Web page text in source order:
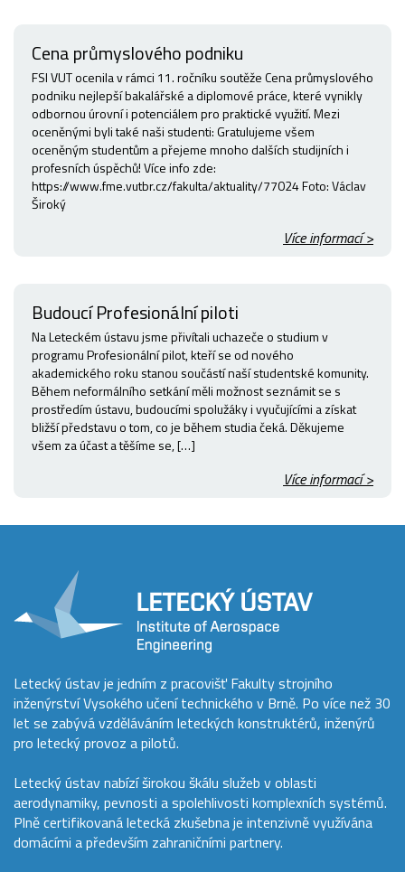
Cena průmyslového podniku
FSI VUT ocenila v rámci 11. ročníku soutěže Cena průmyslového
podniku nejlepší bakalářské a diplomové práce, které vynikly
odbornou úrovní i potenciálem pro praktické využití. Mezi
oceněnými byli také naši studenti: Gratulujeme všem
oceněným studentům a přejeme mnoho dalších studijních i
profesních úspěchů! Více info zde:
https://www.fme.vutbr.cz/fakulta/aktuality/77024 Foto: Václav
Široký
Více informací >
Budoucí Profesionální piloti
Na Leteckém ústavu jsme přivítali uchazeče o studium v
programu Profesionální pilot, kteří se od nového
akademického roku stanou součástí naší studentské komunity.
Během neformálního setkání měli možnost seznámit se s
prostředím ústavu, budoucími spolužáky i vyučujícími a získat
bližší představu o tom, co je během studia čeká. Děkujeme
všem za účast a těšíme se, […]
Více informací >
Letecký ústav je jedním z pracovišť Fakulty strojního
inženýrství Vysokého učení technického v Brně. Po více než 30
let se zabývá vzděláváním leteckých konstruktérů, inženýrů
pro letecký provoz a pilotů.
Letecký ústav nabízí širokou škálu služeb v oblasti
aerodynamiky, pevnosti a spolehlivosti komplexních systémů.
Plně certifikovaná letecká zkušebna je intenzivně využívána
domácími a především zahraničními partnery.